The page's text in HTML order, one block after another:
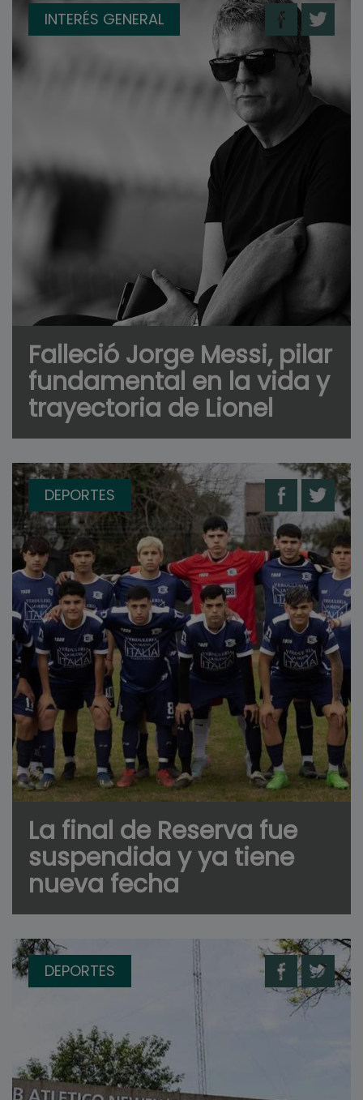
INTERÉS GENERAL
Falleció Jorge Messi, pilar
fundamental en la vida y
trayectoria de Lionel
DEPORTES
La final de Reserva fue
suspendida y ya tiene
nueva fecha
DEPORTES